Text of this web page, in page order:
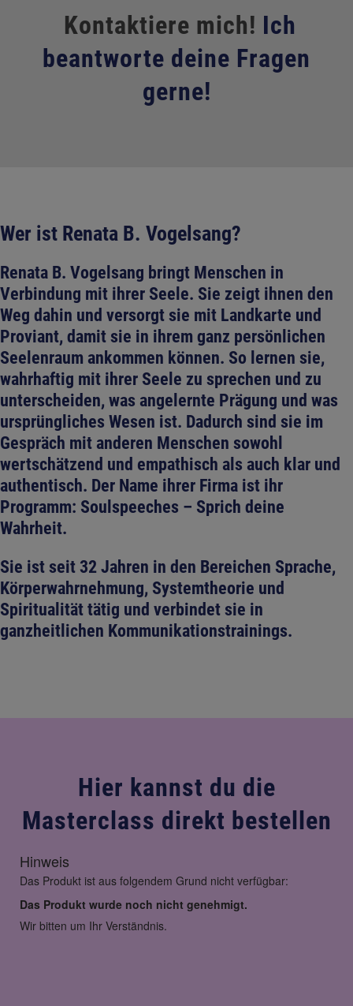
Kontaktiere mich! Ich
beantworte deine Fragen
gerne!
Wer ist Renata B. Vogelsang?
Renata B. Vogelsang bringt Menschen in
Verbindung mit ihrer Seele. Sie zeigt ihnen den
Weg dahin und versorgt sie mit Landkarte und
Proviant, damit sie in ihrem ganz persönlichen
Seelenraum ankommen können. So lernen sie,
wahrhaftig mit ihrer Seele zu sprechen und zu
unterscheiden, was angelernte Prägung und was
ursprüngliches Wesen ist. Dadurch sind sie im
Gespräch mit anderen Menschen sowohl
wertschätzend und empathisch als auch klar und
authentisch. Der Name ihrer Firma ist ihr
Programm: Soulspeeches – Sprich deine
Wahrheit.
Sie ist seit 32 Jahren in den Bereichen Sprache,
Körperwahrnehmung, Systemtheorie und
Spiritualität tätig und verbindet sie in
ganzheitlichen Kommunikationstrainings.
Hier kannst du die
Masterclass direkt bestellen